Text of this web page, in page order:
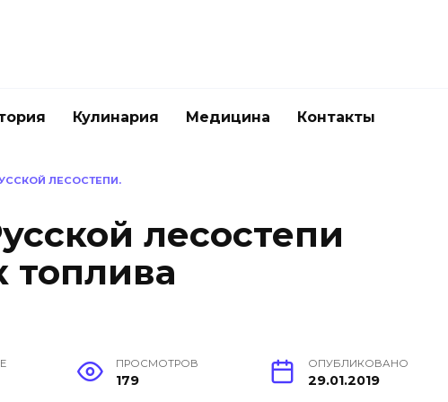
Кулинария Медицина Контакты
ЛЕСОСТЕПИ.
лесостепи
топлива
ПРОСМОТРОВ
179
ОПУБЛИКОВАНО
29.01.2019